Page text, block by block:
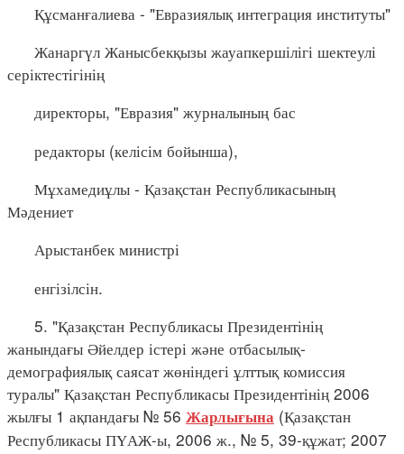
Құсманғалиева - "Евразиялық интеграция институты"
Жанаргүл Жанысбекқызы жауапкершілігі шектеулі
серіктестігінің
директоры, "Евразия" журналының бас
редакторы (келісім бойынша),
Мұхамедиұлы - Қазақстан Республикасының
Мәдениет
Арыстанбек министрі
енгізілсін.
5. "Қазақстан Республикасы Президентінің
жанындағы Әйелдер істері және отбасылық-
демографиялық саясат жөніндегі ұлттық комиссия
туралы" Қазақстан Республикасы Президентінің 2006
жылғы 1 ақпандағы № 56 Жарлығына (Қазақстан
Республикасы ПҮАЖ-ы, 2006 ж., № 5, 39-құжат; 2007